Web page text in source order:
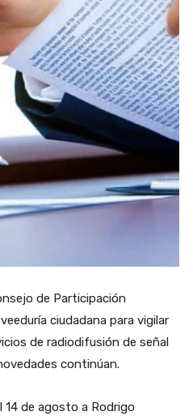
de Participación
ciudadana para vigilar
de radiodifusión de señal
continúan.
14 de agosto a Rodrigo